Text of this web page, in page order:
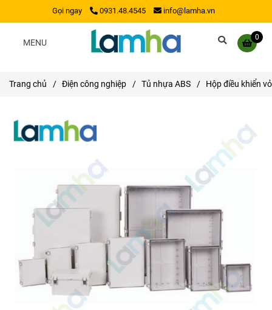
Gọi ngay 0931.48.4545 info@lamha.vn
0
MENU
Trang chủ / Điện công nghiệp / Tủ nhựa ABS / Hộp điều khiển